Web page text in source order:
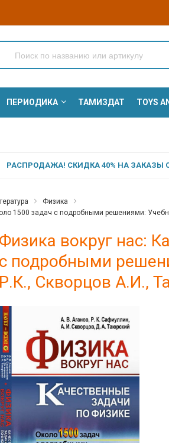
ПЕРИОДИКА ТАМИЗДАТ TOYS
РАСПРОДАЖА! СКИДКА 40% НА ЗАКАЗЫ
Физика
1500 задач с подробными решениями:
Физика вокруг нас:
с подробными
Р.К., Скворцов А.И.,